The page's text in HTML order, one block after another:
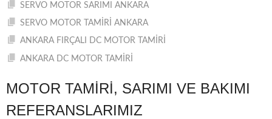
SERVO MOTOR SARIMI ANKARA
SERVO MOTOR TAMİRİ ANKARA
ANKARA FIRÇALI DC MOTOR TAMİRİ
ANKARA DC MOTOR TAMİRİ
MOTOR TAMIRI, SARIMI VE BAKIMI
REFERANSLARIMIZ